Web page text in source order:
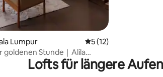
Lumpur Durchschnittliche
5 (12)
goldenen Stunde｜Alila
KLCC｜KL Sentral
Lofts für längere